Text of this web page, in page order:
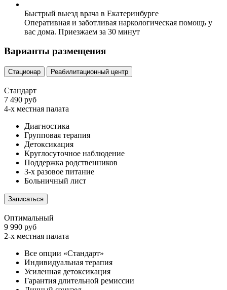
Быстрый выезд врача в Екатеринбурге
Оперативная и заботливая наркологическая помощь у
вас дома. Приезжаем за 30 минут
Варианты размещения
Стационар Реабилитационный центр
Стандарт
7 490 руб
4-х местная палата
Диагностика
Групповая терапия
Детоксикация
Круглосуточное наблюдение
Поддержка родственников
3-х разовое питание
Больничный лист
Записаться
Оптимальный
9 990 руб
2-х местная палата
Все опции «Стандарт»
Индивидуальная терапия
Усиленная детоксикация
Гарантия длительной ремиссии